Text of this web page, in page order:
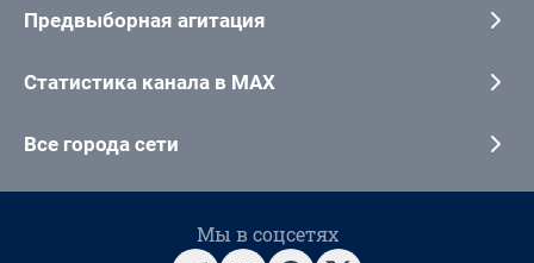
Предвыборная агитация
Статистика канала в MAX
Все города сети
Мы в соцсетях